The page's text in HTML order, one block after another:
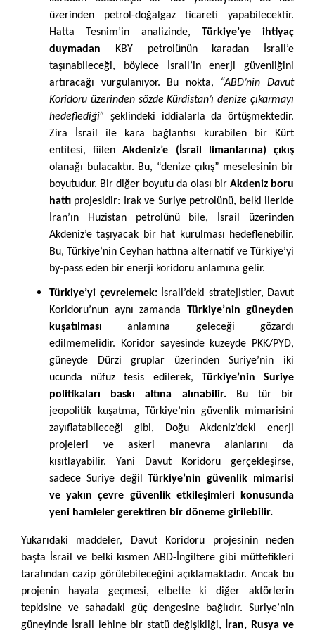
üzerinden petrol-doğalgaz ticareti yapabilecektir.
Hatta Tesnim’in analizinde, Türkiye’ye ihtiyaç
duymadan KBY petrolünün karadan İsrail’e
taşınabileceği, böylece İsrail’in enerji güvenliğini
artıracağı vurgulanıyor. Bu nokta, “ABD’nin Davut
Koridoru üzerinden sözde Kürdistan’ı denize çıkarmayı
hedeflediği”
şeklindeki iddialarla da örtüşmektedir.
Zira İsrail ile kara bağlantısı kurabilen bir Kürt
entitesi, fiilenAkdeniz’e (İsrail limanlarına) çıkış
olanağı bulacaktır. Bu, “denize çıkış” meselesinin bir
boyutudur. Bir diğer boyutu da olası bir Akdeniz boru
hattı projesidir: Irak ve Suriye petrolünü, belki ileride
İran’ın Huzistan petrolünü bile, İsrail üzerinden
Akdeniz’e taşıyacak bir hat kurulması hedeflenebilir.
Bu, Türkiye’nin Ceyhan hattına alternatif ve Türkiye’yi
by-pass eden bir enerji koridoru anlamına gelir.
Türkiye’yi çevrelemek:İsrail’deki stratejistler, Davut
Koridoru’nun aynı zamanda Türkiye’nin güneyden
kuşatılması anlamına geleceği gözardı
edilmemelidir. Koridor sayesinde kuzeyde PKK/PYD,
güneyde Dürzi gruplar üzerinden Suriye’nin iki
ucunda nüfuz tesis edilerek, Türkiye’nin Suriye
politikaları baskı altına alınabilir.Bu tür bir
jeopolitik kuşatma, Türkiye’nin güvenlik mimarisini
zayıflatabileceği gibi, Doğu Akdeniz’deki enerji
projeleri ve askeri manevra alanlarını da
kısıtlayabilir. Yani Davut Koridoru gerçekleşirse,
sadece Suriye değilTürkiye’nin güvenlik mimarisi
ve yakın çevre güvenlik etkileşimleri konusunda
yeni hamleler gerektiren bir döneme girilebilir.
Yukarıdaki maddeler, Davut Koridoru projesinin neden
başta İsrail ve belki kısmen ABD-İngiltere gibi müttefikleri
tarafından cazip görülebileceğini açıklamaktadır. Ancak bu
projenin hayata geçmesi, elbette ki diğer aktörlerin
tepkisine ve sahadaki güç dengesine bağlıdır. Suriye’nin
güneyinde İsrail lehine bir statü değişikliği, İran, Rusya ve